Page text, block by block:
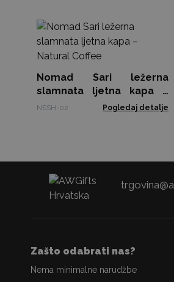
Nomad Sari ležerna
slamnata ljetna kapa –
Natural Coffee
NSSH-02 Pogledaj detalje
Zašto odabrati nas?
Nema minimalne narudžbe